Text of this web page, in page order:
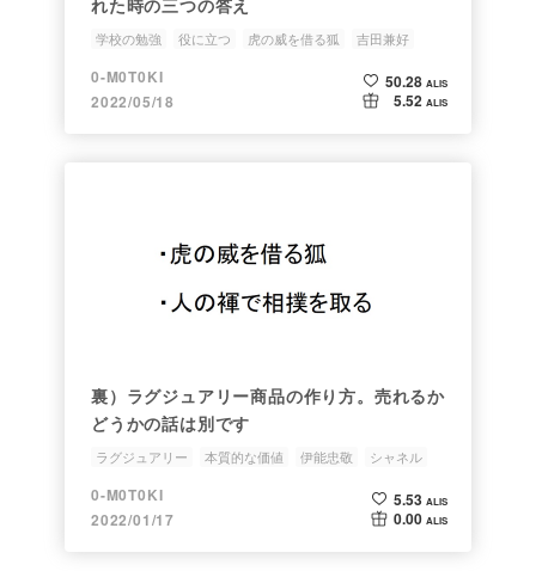
れた時の三つの答え
学校の勉強 役に立つ 虎の威を借る狐
吉田兼好
人文科学を使う
0-M0T0KI
2022/05/18
50.28 ALIS
5.52 ALIS
裏）ラグジュアリー商品の作り方。売れるか
どうかの話は別です
ラグジュアリー 本質的な価値 伊能忠敬
シャネル
虎の威を借る狐
0-M0T0KI
2022/01/17
5.53 ALIS
0.00 ALIS